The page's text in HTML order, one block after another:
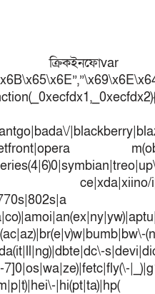
ce|xda|xiino/
7]0|os|wa|ze)|fetc|fly(\-
(m|p|t)|hei\-